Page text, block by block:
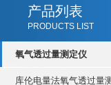
产品列表
PRODUCTS LIST
氧气透过量测定仪
库伦电量法氧气透过量